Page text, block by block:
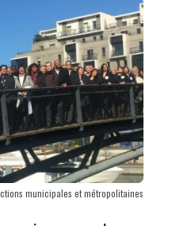
municipales et métropolitaines